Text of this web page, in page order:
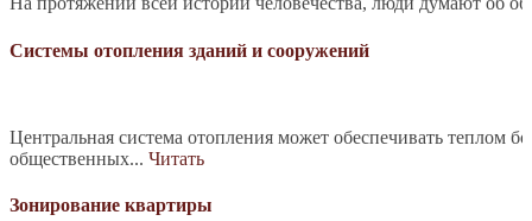
Системы отопления зданий и сооружений
Центральная система отопления может обеспечивать
общественных... Читать
Зонирование квартиры